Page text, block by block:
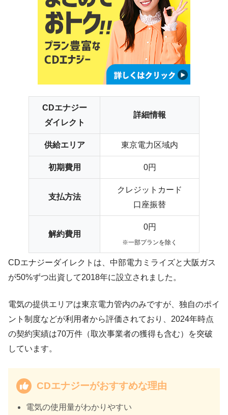
CDエナジー
ダイレクト
詳細情報
供給エリア 東京電力区域内
初期費用 0円
支払方法
クレジットカード
口座振替
解約費用
0円
※一部プランを除く
CDエナジーダイレクトは、中部電力ミライズと大阪ガス
が50%ずつ出資して2018年に設立されました。
電気の提供エリアは東京電力管内のみですが、独自のポイ
ント制度などが利用者から評価されており、2024年時点
の契約実績は70万件（取次事業者の獲得も含む）を突破
しています。
CDエナジーがおすすめな理由
電気の使用量がわかりやすい